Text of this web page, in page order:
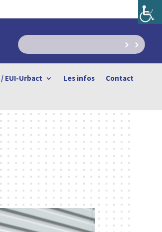
EUI-Urbact Les infos
Contact